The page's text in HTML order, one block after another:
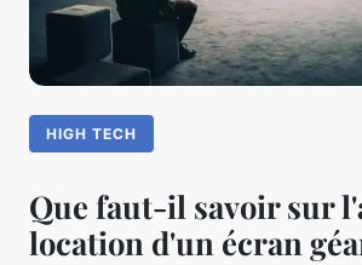
HIGH TECH
Que faut-il savoir sur
location d'un écran